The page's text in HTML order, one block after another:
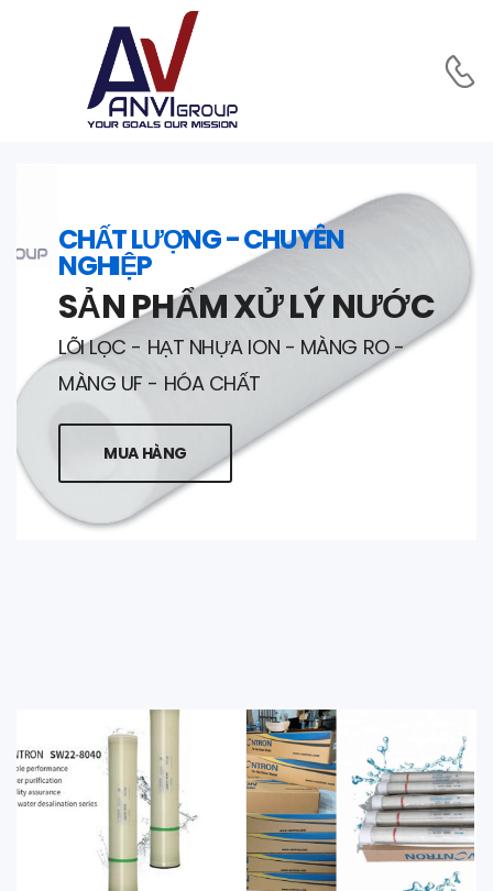
CHẤT LƯỢNG - CHUYÊN
NGHIỆP
SẢN PHẨM XỬ LÝ NƯỚC
LÕI LỌC - HẠT NHỰA ION - MÀNG RO -
MÀNG UF - HÓA CHẤT
MUA HÀNG